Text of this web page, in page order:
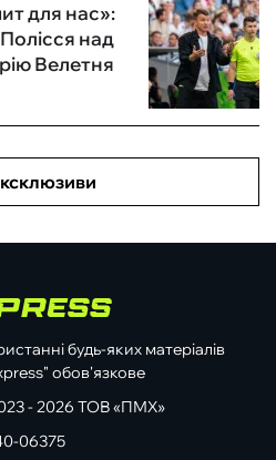
для нас»:
над
Велетня
будь-яких матеріалів
обов'язкове
- 2026 ТОВ «ПМХ»
06375